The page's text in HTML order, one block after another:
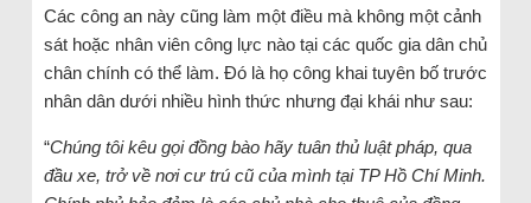
Các công an này cũng làm một điều mà không một cảnh
sát hoặc nhân viên công lực nào tại các quốc gia dân chủ
chân chính có thể làm. Đó là họ công khai tuyên bố trước
nhân dân dưới nhiều hình thức nhưng đại khái như sau:
“Chúng tôi kêu gọi đồng bào hãy tuân thủ luật pháp, qua
đầu xe, trở về nơi cư trú cũ của mình tại TP Hồ Chí Minh.